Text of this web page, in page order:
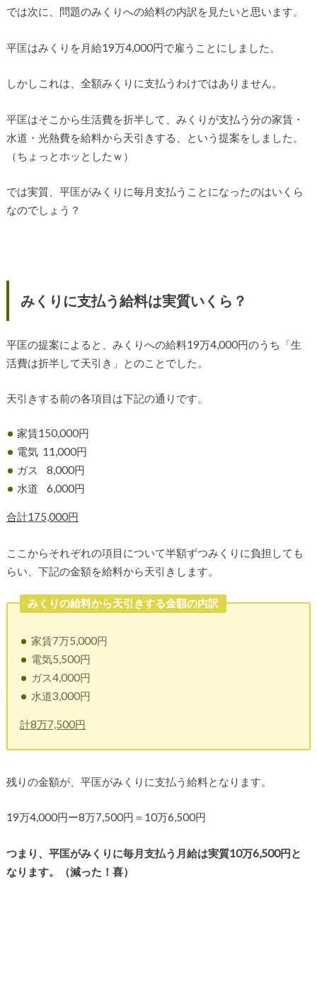
では次に、問題のみくりへの給料の内訳を見たいと思います。
平匡はみくりを月給19万4,000円で雇うことにしました。
しかしこれは、全額みくりに支払うわけではありません。
平匡はそこから生活費を折半して、みくりが支払う分の家賃・
水道・光熱費を給料から天引きする、という提案をしました。
（ちょっとホッとしたｗ）
では実質、平匡がみくりに毎月支払うことになったのはいくら
なのでしょう？
みくりに支払う給料は実質いくら？
平匡の提案によると、みくりへの給料19万4,000円のうち「生
活費は折半して天引き」とのことでした。
天引きする前の各項目は下記の通りです。
家賃150,000円
電気 11,000円
ガス 8,000円
水道 6,000円
合計175,000円
ここからそれぞれの項目について半額ずつみくりに負担しても
らい、下記の金額を給料から天引きします。
みくりの給料から天引きする金額の内訳
家賃7万5,000円
電気5,500円
ガス4,000円
水道3,000円
計8万7,500円
残りの金額が、平匡がみくりに支払う給料となります。
19万4,000円ー8万7,500円＝10万6,500円
つまり、平匡がみくりに毎月支払う月給は実質10万6,500円と
なります。（減った！喜）